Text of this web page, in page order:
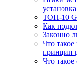
ТОП-10
Как
Законно
Что
принцип
Что